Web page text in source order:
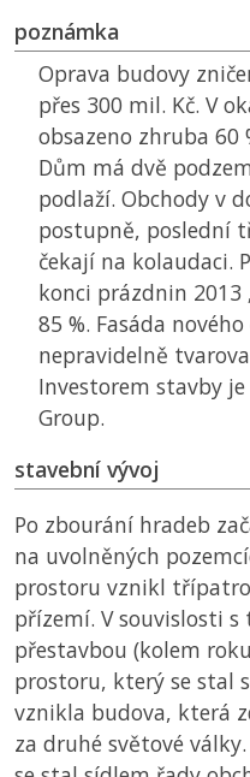
poznámka
Oprava budovy
přes 300 mil. Kč. V
obsazeno zhruba 60
Dům má dvě
podlaží. Obchody v
postupně, poslední
čekají na kolaudaci.
konci prázdnin 2013
85 %. Fasáda
nepravidelně
Investorem stavby
Group.
stavební vývoj
Po zbourání hradeb
na uvolněných
prostoru vznikl
přízemí. V souvislosti
přestavbou (kolem
prostoru, který se stal
vznikla budova, která
za druhé světové